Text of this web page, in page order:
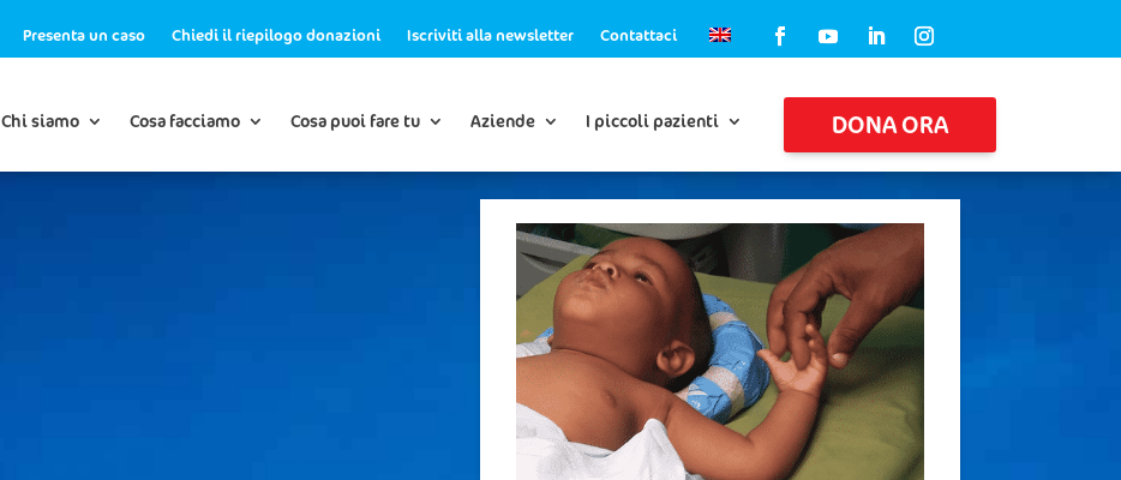
Presenta un caso Chiedi il riepilogo donazioni Iscriviti alla newsletter Contattaci
Chi siamo Cosa facciamo Cosa puoi fare tu Aziende I piccoli pazienti DONA ORA